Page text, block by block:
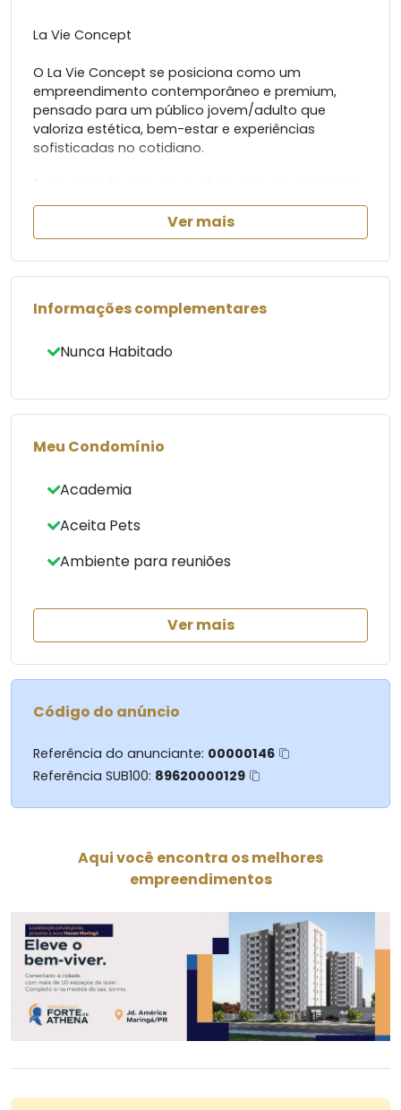
La Vie Concept
O La Vie Concept se posiciona como um
empreendimento contemporâneo e premium,
pensado para um público jovem/adulto que
valoriza estética, bem-estar e experiências
sofisticadas no cotidiano.
de renda e casais que buscam um alto padrão
acessível, priorizando Lifestyle, localização e
qualidade de vida, mais do que metragem. Um
público que entende o morar como uma
experiência e como extensão do seu estilo de vida.
- Luxo sem ostentação excessiva;
instagramável;
Espaço para Patinete
Lobby
Market
Game Room
Lounge Coberto
Piscina Coberta
Solarium
Quadra de Padel
Rooftop Gourmet
Ver mais
Informações complementares
Nunca Habitado
Meu Condomínio
Academia
Aceita Pets
Ambiente para reuniões
Ver mais
Código do anúncio
Referência do anunciante: 00000146
Referência SUB100: 89620000129
Aqui você encontra os melhores
empreendimentos